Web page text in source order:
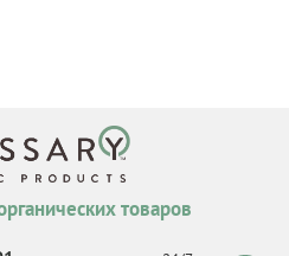
товаров